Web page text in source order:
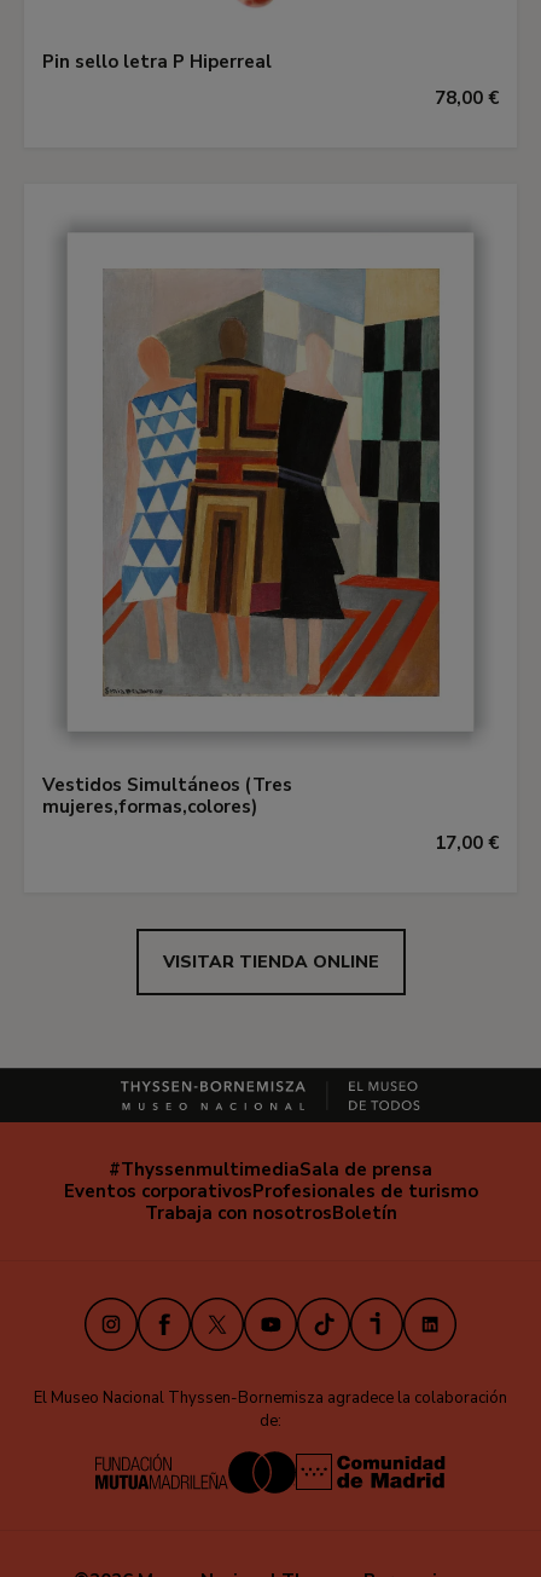
Pin sello letra P Hiperreal
78,00 €
Vestidos Simultáneos (Tres
mujeres,formas,colores)
17,00 €
VISITAR TIENDA ONLINE
Navegación
secundaria
#ThyssenmultimediaSala de prensa
Eventos corporativosProfesionales de turismo
Trabaja con nosotrosBoletín
InstagramFacebook
X YoutubeTikTokiVooxLinkedIn
El Museo Nacional Thyssen-Bornemisza agradece la colaboración
de: